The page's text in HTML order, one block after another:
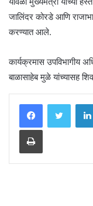
जालिंदर कोरडे आणि
करण्यात आले.
कार्यक्रमास उपविभागीय
बाळासाहेब मुळे यांच्यासह
Print